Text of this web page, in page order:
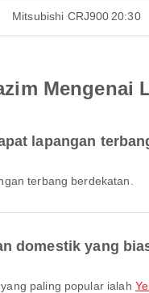
Mitsubishi CRJ900 20:30
Mengenai
lapangan
terbang berdekatan.
domestik yang
yang paling popular ialah